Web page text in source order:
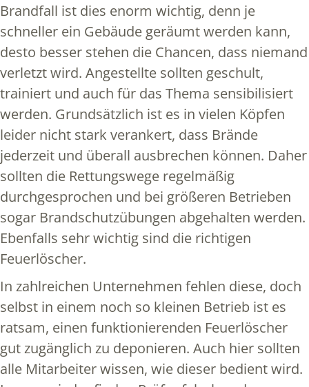
Brandfall ist dies enorm wichtig, denn je
schneller ein Gebäude geräumt werden kann,
desto besser stehen die Chancen, dass niemand
verletzt wird. Angestellte sollten geschult,
trainiert und auch für das Thema sensibilisiert
werden. Grundsätzlich ist es in vielen Köpfen
leider nicht stark verankert, dass Brände
jederzeit und überall ausbrechen können. Daher
sollten die Rettungswege regelmäßig
durchgesprochen und bei größeren Betrieben
sogar Brandschutzübungen abgehalten werden.
Ebenfalls sehr wichtig sind die richtigen
Feuerlöscher.
In zahlreichen Unternehmen fehlen diese, doch
selbst in einem noch so kleinen Betrieb ist es
ratsam, einen funktionierenden Feuerlöscher
gut zugänglich zu deponieren. Auch hier sollten
alle Mitarbeiter wissen, wie dieser bedient wird.